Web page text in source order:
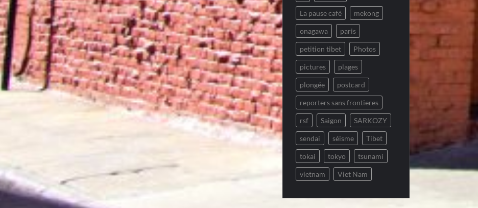
La pause café mekong
onagawa paris
petition tibet Photos
pictures plages
plongée postcard
reporters sans frontieres
rsf Saigon SARKOZY
sendai séisme Tibet
tokai tokyo tsunami
vietnam Viet Nam